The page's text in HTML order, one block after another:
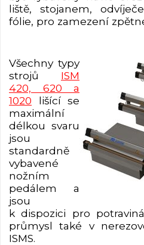
liště, stojanem,
fólie, pro zamezení
Všechny typy
strojů ISM
420, 620 a
1020 lišící se
maximální
délkou svaru
jsou
standardně
vybavené
nožním
pedálem a
jsou
k dispozici pro
průmysl také v
ISMS.